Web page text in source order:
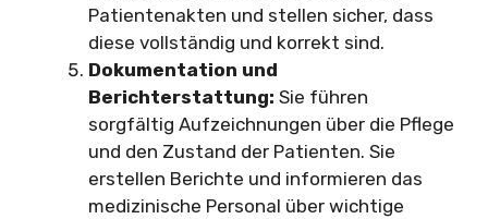
Patientenakten und stellen sicher, dass
diese vollständig und korrekt sind.
Dokumentation und
Berichterstattung: Sie führen
sorgfältig Aufzeichnungen über die Pflege
und den Zustand der Patienten. Sie
erstellen Berichte und informieren das
medizinische Personal über wichtige